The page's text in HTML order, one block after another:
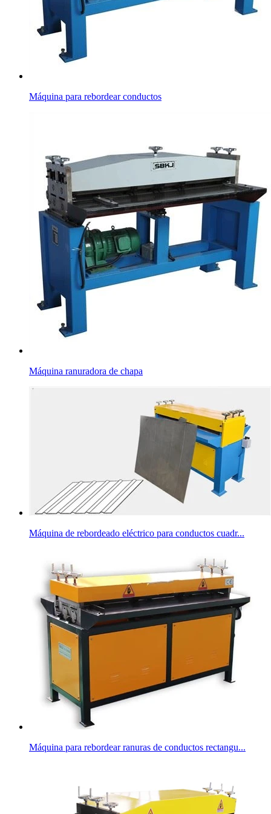
Máquina para rebordear conductos
Máquina ranuradora de chapa
Máquina de rebordeado eléctrico para conductos cuadr...
Máquina para rebordear ranuras de conductos rectangu...